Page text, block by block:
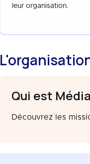
leur organisation.
Qui est
Découvrez les